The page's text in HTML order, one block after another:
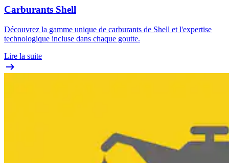
Carburants Shell
Découvrez la gamme unique de carburants de Shell et l'expertise
technologique incluse dans chaque goutte.
Lire la suite